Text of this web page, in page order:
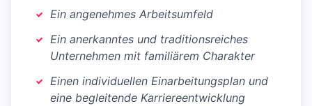
Ein angenehmes Arbeitsumfeld
Ein anerkanntes und traditionsreiches
Unternehmen mit familiärem Charakter
Einen individuellen Einarbeitungsplan und
eine begleitende Karriereentwicklung